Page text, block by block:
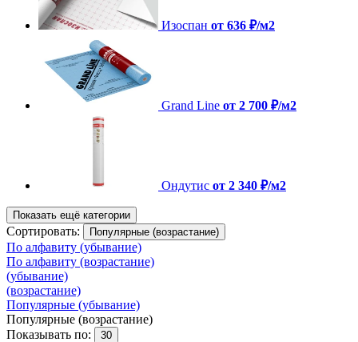
Изоспан от 636 ₽/м2
Grand Line от 2 700 ₽/м2
Ондутис от 2 340 ₽/м2
Показать ещё категории
Сортировать: Популярные (возрастание)
По алфавиту (убывание)
По алфавиту (возрастание)
(убывание)
(возрастание)
Популярные (убывание)
Популярные (возрастание)
Показывать по:
30